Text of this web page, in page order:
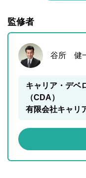
監修者
谷所 健
キャリア・デベ
（CDA）
有限会社キャリ